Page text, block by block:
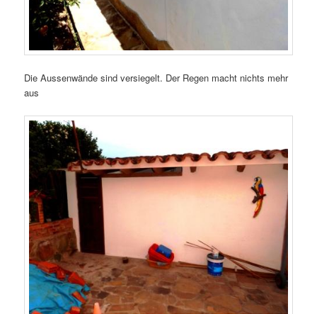
Die Aussenwände sind versiegelt. Der Regen macht nichts mehr
aus